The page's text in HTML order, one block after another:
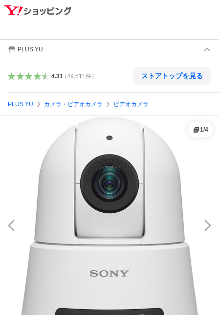
PLUS YU
4.31（49,511件） ストアトップを見る
PLUS YU カメラ・ビデオカメラ ビデオカメラ
1/4